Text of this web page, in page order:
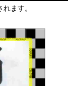
ます。